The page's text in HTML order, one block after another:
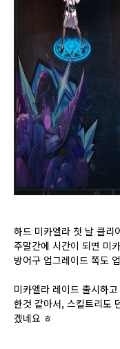
하드 미카엘라 첫 날 클리
주말간에 시간이 되면 미
방어구 업그레이드 쪽도
미카엘라 레이드 출시하
한것 같아서, 스킬트리도
겠네요 ㅎ